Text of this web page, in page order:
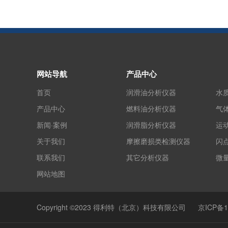
网站导航
首页
产品中心
新闻·案例
关于我们
联系我们
网站地图
产品中心
润滑油分析仪器
燃料油分析仪器
润滑脂分析仪器
摩擦磨损类检测仪器
其它分析仪器
水
气
运
闪
微
Copyright ©2023 得利特（北京）科技有限公司 京ICP备